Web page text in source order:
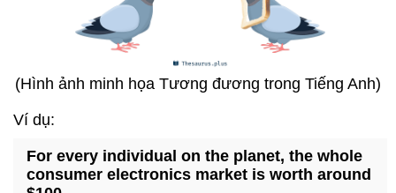
(Hình ảnh minh họa Tương đương trong Tiếng Anh)
Ví dụ:
For every individual on the planet, the whole
consumer electronics market is worth around